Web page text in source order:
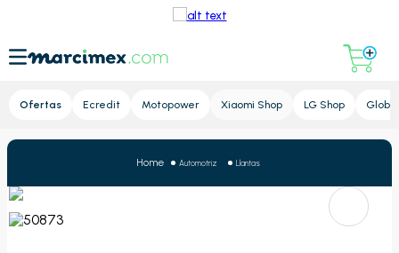
Ofertas Ecredit Motopower Xiaomi Shop LG Shop Global
Automotriz Llantas